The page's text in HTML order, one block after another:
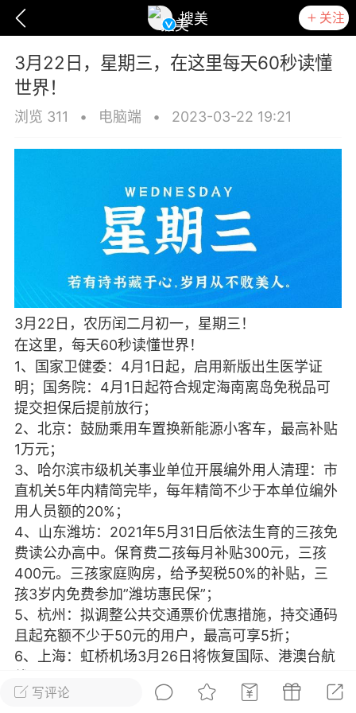
搜美 关注
爆汗熊 卡卡动能素 无创溶斑术
美业357 芯诗妍 卡卡美业
每次200金币 点击购买
师
脂
卡卡动能素
皇斯普拉雅
建术
DRYY面膜 微晶溶斑术
爆款平台 Lv.8 靓号
加盟商
26 23:18
电脑端 美业资讯
闪充小白罐
本/双效闪充，养出紧致小白脸！一、项
充小白罐 = 闪充大白肌（仪器）× 草本
产品）×极光嫩肤啫喱（产品）这是一套
护...写评论
3月22日，星期三，在这里每天60秒读懂
世界！
浏览 311 • 电脑端 • 2023-03-22 19:21
3月22日，农历闰二月初一，星期三！
在这里，每天60秒读懂世界！
1、国家卫健委：4月1日起，启用新版出生医学证
明；国务院：4月1日起符合规定海南离岛免税品可
提交担保后提前放行；
2、北京：鼓励乘用车置换新能源小客车，最高补贴
1万元；
3、哈尔滨市级机关事业单位开展编外用人清理：市
直机关5年内精简完毕，每年精简不少于本单位编外
用人员额的20%；
4、山东潍坊：2021年5月31日后依法生育的三孩免
费读公办高中。保育费二孩每月补贴300元，三孩
400元。三孩家庭购房，给予契税50%的补贴，三
孩3岁内免费参加”潍坊惠民保”；
5、杭州：拟调整公共交通票价优惠措施，持交通码
且起充额不少于50元的用户，最高可享5折；
6、上海：虹桥机场3月26日将恢复国际、港澳台航
7、21日下午，广东揭西一路虎失控致2死3伤，肇事